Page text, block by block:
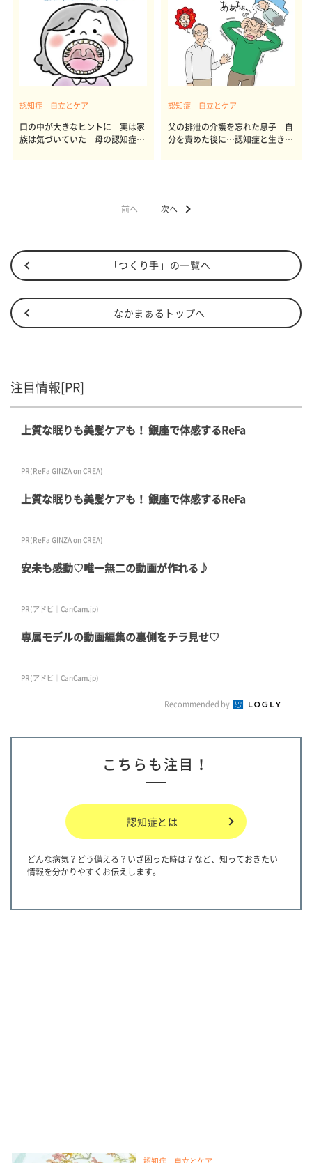
認知症 自立とケア
口の中が大きなヒントに 実は家
族は気づいていた 母の認知症の
認知症 自立とケア
父の排泄の介護を忘れた息子 自
分を責めた後に…認知症と生きる
前へ 次へ
「つくり手」の一覧へ
なかまぁるトップへ
注目情報[PR]
上質な眠りも美髪ケアも！ 銀座で体感するReFa
PR(ReFa GINZA on CREA)
上質な眠りも美髪ケアも！ 銀座で体感するReFa
PR(ReFa GINZA on CREA)
安未も感動♡唯一無二の動画が作れる♪
PR(アドビ｜CanCam.jp)
専属モデルの動画編集の裏側をチラ見せ♡
PR(アドビ｜CanCam.jp)
Recommended by
こちらも注目！
認知症とは
どんな病気？どう備える？いざ困った時は？など、知っておきたい
情報を分かりやすくお伝えします。